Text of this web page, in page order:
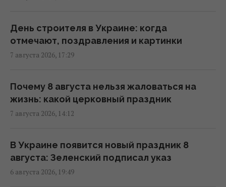
похолодает по всей Украине
08:23 пятница, 07 августа 2026
никуда не денется
08:00 пятница, 07 августа 2026
будет минимум два дня (график)
07:10 пятница, 07 августа 2026
День строителя в Украине: когда
отмечают, поздравления и картинки
7 августа 2026, 17:29
Почему 8 августа нельзя жаловаться на
жизнь: какой церковный праздник
7 августа 2026, 14:12
В Украине появится новый праздник 8
августа: Зеленский подписал указ
6 августа 2026, 19:49